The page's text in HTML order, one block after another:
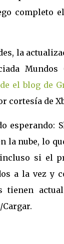
completo
la
Mundos
el blog de
cortesía de
esperando:
nube, lo
si el
a la vez y